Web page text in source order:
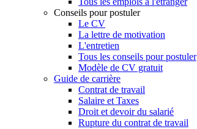
Conseils pour postuler
Le CV
La lettre de motivation
L'entretien
Tous les conseils pour postuler
Modèle de CV gratuit
Guide de carrière
Contrat de travail
Salaire et Taxes
Droit et devoir du salarié
Rupture du contrat de travail